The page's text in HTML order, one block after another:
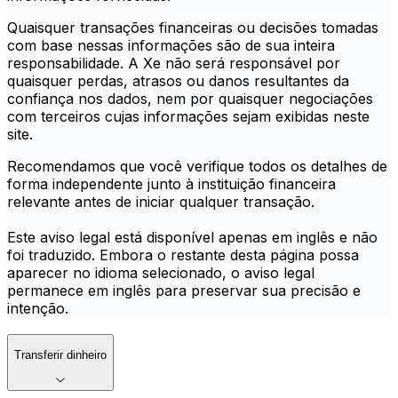
Quaisquer transações financeiras ou decisões tomadas
com base nessas informações são de sua inteira
responsabilidade. A Xe não será responsável por
quaisquer perdas, atrasos ou danos resultantes da
confiança nos dados, nem por quaisquer negociações
com terceiros cujas informações sejam exibidas neste
site.
Recomendamos que você verifique todos os detalhes de
forma independente junto à instituição financeira
relevante antes de iniciar qualquer transação.
Este aviso legal está disponível apenas em inglês e não
foi traduzido. Embora o restante desta página possa
aparecer no idioma selecionado, o aviso legal
permanece em inglês para preservar sua precisão e
intenção.
Transferir dinheiro